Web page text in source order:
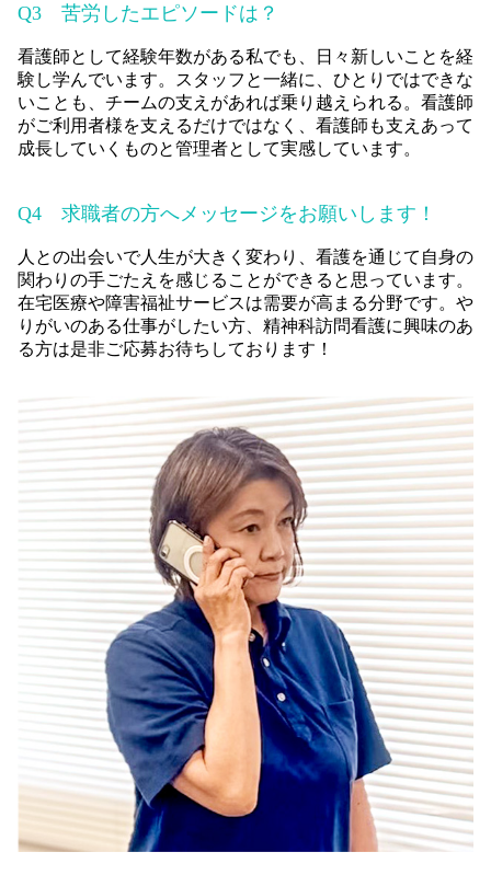
Q3 苦労したエピソードは？
看護師として経験年数がある私でも、日々新しいことを経
験し学んでいます。スタッフと一緒に、ひとりではできな
いことも、チームの支えがあれば乗り越えられる。看護師
がご利用者様を支えるだけではなく、看護師も支えあって
成長していくものと管理者として実感しています。
Q4 求職者の方へメッセージをお願いします！
人との出会いで人生が大きく変わり、看護を通じて自身の
関わりの手ごたえを感じることができると思っています。
在宅医療や障害福祉サービスは需要が高まる分野です。や
りがいのある仕事がしたい方、精神科訪問看護に興味のあ
る方は是非ご応募お待ちしております！